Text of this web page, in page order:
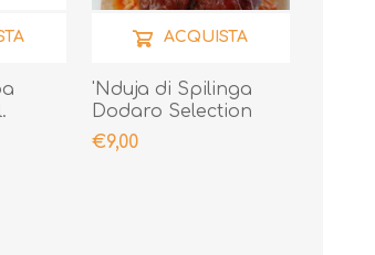
'Nduja di Spilinga
Dodaro Selection
400gr
€9,00
ACQUISTA